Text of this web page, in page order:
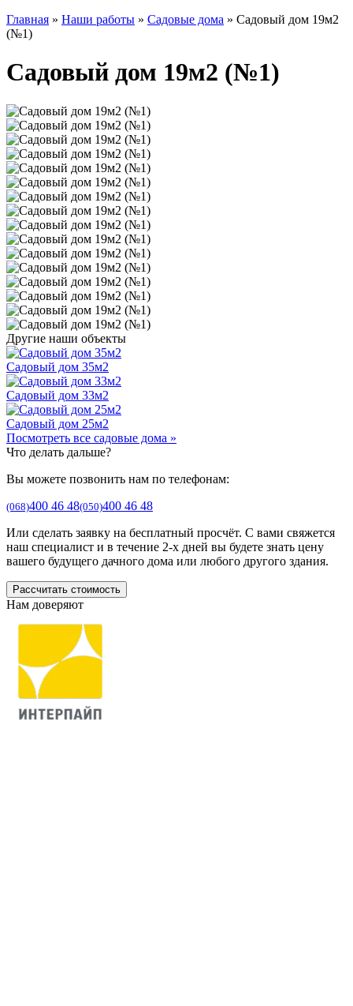
Главная » Наши работы » Садовые дома » Садовый дом 19м2
(№1)
Садовый дом 19м2 (№1)
Другие наши объекты
Садовый дом 35м2
Садовый дом 33м2
Садовый дом 25м2
Посмотреть все садовые дома »
Что делать дальше?
Вы можете позвонить нам по телефонам:
(068)400 46 48(050)400 46 48
Или сделать заявку на бесплатный просчёт. С вами свяжется
наш специалист и в течение 2-х дней вы будете знать цену
вашего будущего дачного дома или любого другого здания.
Рассчитать стоимость
Нам доверяют